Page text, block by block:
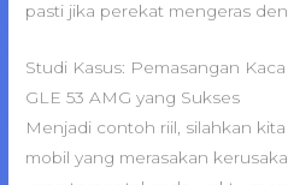
pasti jika perekat mengeras
Studi Kasus: Pemasangan
GLE 53 AMG yang Sukses
Menjadi contoh riil, silahkan
mobil yang merasakan